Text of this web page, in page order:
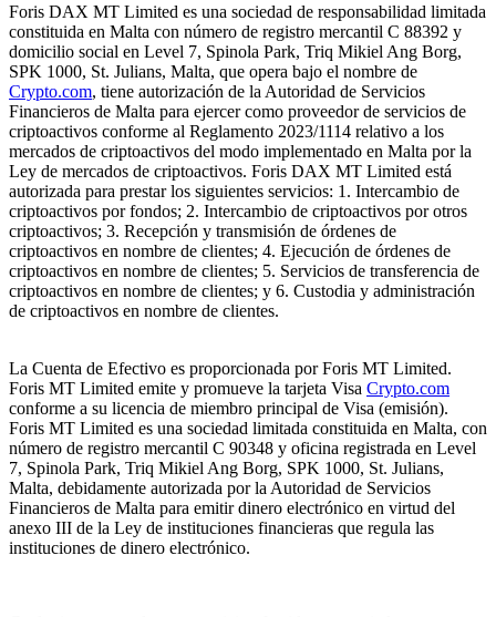
Foris DAX MT Limited es una sociedad de responsabilidad limitada
constituida en Malta con número de registro mercantil C 88392 y
domicilio social en Level 7, Spinola Park, Triq Mikiel Ang Borg,
SPK 1000, St. Julians, Malta, que opera bajo el nombre de
Crypto.com, tiene autorización de la Autoridad de Servicios
Financieros de Malta para ejercer como proveedor de servicios de
criptoactivos conforme al Reglamento 2023/1114 relativo a los
mercados de criptoactivos del modo implementado en Malta por la
Ley de mercados de criptoactivos. Foris DAX MT Limited está
autorizada para prestar los siguientes servicios: 1. Intercambio de
criptoactivos por fondos; 2. Intercambio de criptoactivos por otros
criptoactivos; 3. Recepción y transmisión de órdenes de
criptoactivos en nombre de clientes; 4. Ejecución de órdenes de
criptoactivos en nombre de clientes; 5. Servicios de transferencia de
criptoactivos en nombre de clientes; y 6. Custodia y administración
de criptoactivos en nombre de clientes.
La Cuenta de Efectivo es proporcionada por Foris MT Limited.
Foris MT Limited emite y promueve la tarjeta Visa Crypto.com
conforme a su licencia de miembro principal de Visa (emisión).
Foris MT Limited es una sociedad limitada constituida en Malta, con
número de registro mercantil C 90348 y oficina registrada en Level
7, Spinola Park, Triq Mikiel Ang Borg, SPK 1000, St. Julians,
Malta, debidamente autorizada por la Autoridad de Servicios
Financieros de Malta para emitir dinero electrónico en virtud del
anexo III de la Ley de instituciones financieras que regula las
instituciones de dinero electrónico.